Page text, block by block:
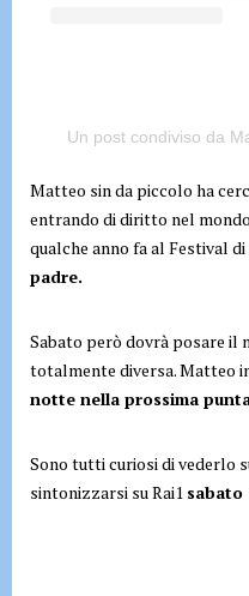
Un post condiviso da
Matteo sin da piccolo ha
entrando di diritto nel
qualche anno fa al Festival di
padre.
Sabato però dovrà posare il
totalmente diversa. Matteo
notte nella prossima
Sono tutti curiosi di vederlo
sintonizzarsi su Rai1 sabato